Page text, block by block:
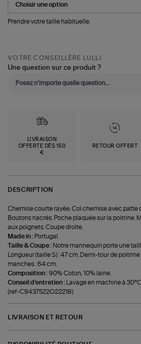
Prendre votre taille habituelle.
VOTRE CONSEILLÈRE LULLI
Une question sur ce produit ?
LIVRAISON
OFFERTE DÈS 150
€
RETOUR OFFERT
DESCRIPTION
Chemise courte rayée. Col chemise avec patte
Boutons nacrés. Poche plaquée sur la poitrine.
aux poignets. Coupe droite.
Made in : Portugal.
Taille & Coupe : Notre mannequin porte une
Longueur (taille S) : 47 cm. Demi-tour de
manches : 64 cm.
Composition : 90% Coton, 10% laine.
Conseil d'entretien :
Lavage en machine à 30°C.
(ref-C9437522O22218)
LIVRAISON ET RETOUR